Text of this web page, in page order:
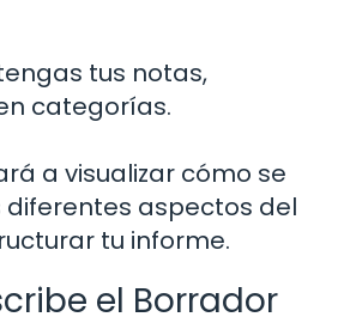
tus notas,
categorías.
a visualizar cómo se
aspectos del
tu informe.
el Borrador